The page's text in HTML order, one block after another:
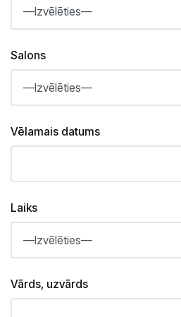
CUPRA, SEAT, MG un mazlietoti auto
Salons
Vēlamais datums
Laiks
Vārds, uzvārds